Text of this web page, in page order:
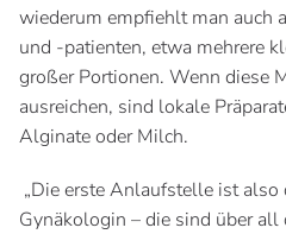
wiederum empfiehlt man auch
und -patienten, etwa mehrere
großer Portionen. Wenn diese
ausreichen, sind lokale
Alginate oder Milch.
„Die erste Anlaufstelle ist also
Gynäkologin – die sind über